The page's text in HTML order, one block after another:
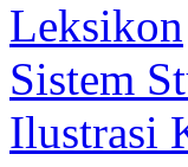
Leksikon
Sistem
Ilustrasi